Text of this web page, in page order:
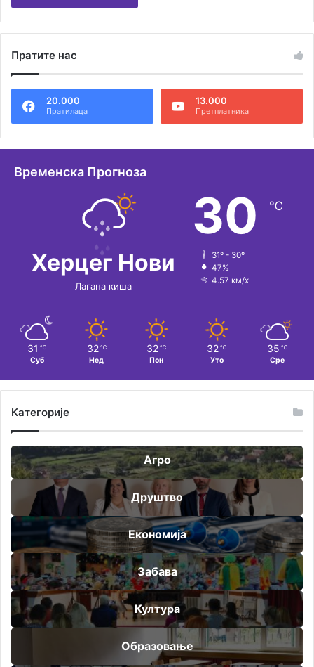
Пратите нас
20.000
Пратилаца
13.000
Претплатника
Временска Прогноза
Херцег Нови
Лагана киша
30 ℃
31º - 30º
47%
4.57 км/х
31 ℃
Суб
32 ℃
Нед
32 ℃
Пон
32 ℃
Уто
35 ℃
Сре
Категорије
Агро
Друштво
Економија
Забава
Култура
Образовање